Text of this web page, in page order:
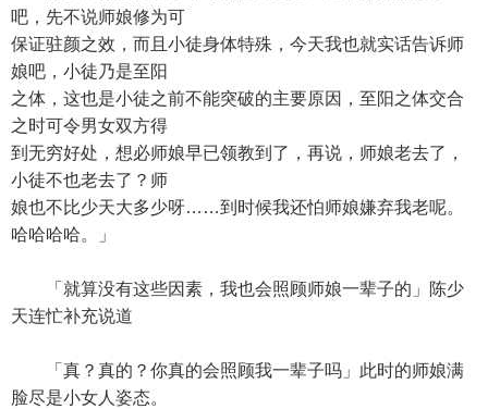
吧，先不说师娘修为可
保证驻颜之效，而且小徒身体特殊，今天我也就实话告诉师
娘吧，小徒乃是至阳
之体，这也是小徒之前不能突破的主要原因，至阳之体交合
之时可令男女双方得
到无穷好处，想必师娘早已领教到了，再说，师娘老去了，
小徒不也老去了？师
娘也不比少天大多少呀……到时候我还怕师娘嫌弃我老呢。
哈哈哈哈。」
「就算没有这些因素，我也会照顾师娘一辈子的」陈少
天连忙补充说道
「真？真的？你真的会照顾我一辈子吗」此时的师娘满
脸尽是小女人姿态。